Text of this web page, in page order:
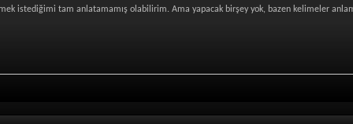
istediğimi tam anlatamamış olabilirim. Ama yapacak birşey yok, bazen kelimeler